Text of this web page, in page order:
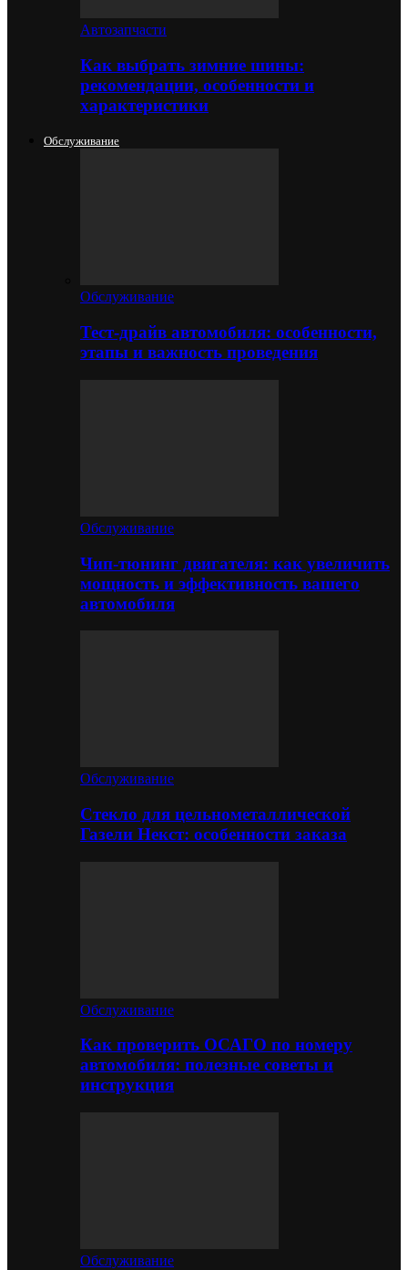
Автозапчасти
Как выбрать зимние шины:
рекомендации, особенности и
характеристики
Обслуживание
Обслуживание
Тест-драйв автомобиля: особенности,
этапы и важность проведения
Обслуживание
Чип-тюнинг двигателя: как увеличить
мощность и эффективность вашего
автомобиля
Обслуживание
Стекло для цельнометаллической
Газели Некст: особенности заказа
Обслуживание
Как проверить ОСАГО по номеру
автомобиля: полезные советы и
инструкция
Обслуживание